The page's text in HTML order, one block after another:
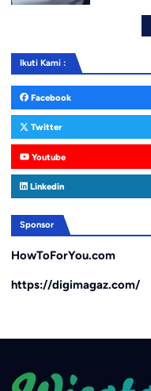
Ikuti Kami :
Facebook
Twitter
Youtube
Linkedin
Sponsor
HowToForYou.com
https://digimagaz.com/